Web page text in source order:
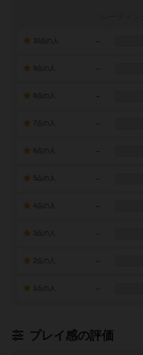
-
-
-
7点の人 -
-
-
-
-
-
-
プレイ感の評価